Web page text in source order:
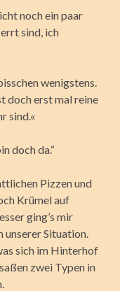
noch ein paar
sind, ich
wenigstens.
doch erst mal reine
sind.«
doch da.“
Pizzen und
Krümel auf
ging’s mir
unserer Situation.
sich im Hinterhof
zwei Typen in